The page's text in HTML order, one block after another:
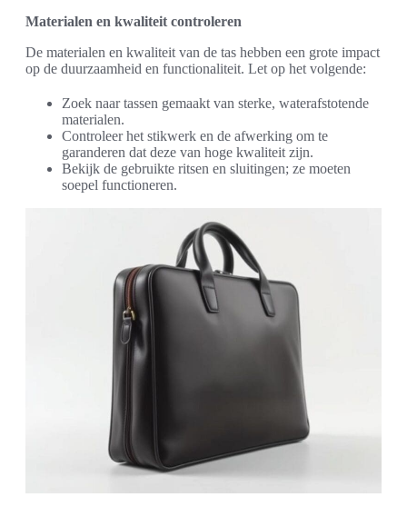
Materialen en kwaliteit controleren
De materialen en kwaliteit van de tas hebben een grote impact
op de duurzaamheid en functionaliteit. Let op het volgende:
Zoek naar tassen gemaakt van sterke, waterafstotende
materialen.
Controleer het stikwerk en de afwerking om te
garanderen dat deze van hoge kwaliteit zijn.
Bekijk de gebruikte ritsen en sluitingen; ze moeten
soepel functioneren.